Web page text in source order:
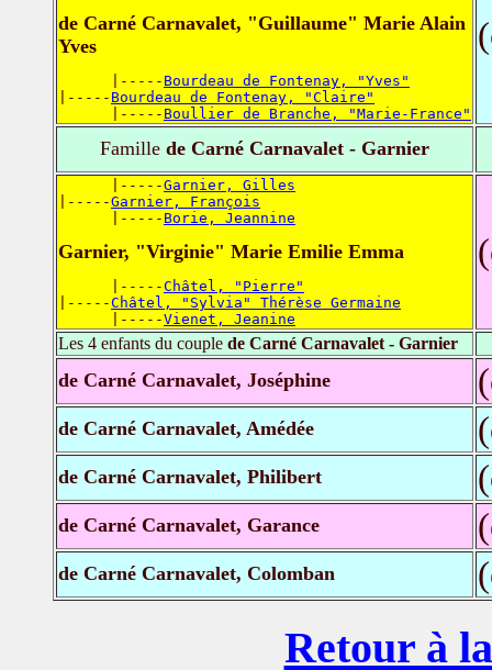
de Carné Carnavalet, "Guillaume" Marie Alain
Yves
      |-----
Bourdeau de Fontenay, "Yves"
|----- Bourdeau de Fontenay, "Claire"
      |-----
Boullier de Branche, "Marie-France"
Famille de Carné Carnavalet - Garnier
      |-----
Garnier, Gilles
|-----Garnier, François
      |-----
Borie, Jeannine
Garnier, "Virginie" Marie Emilie Emma
      |-----
Châtel, "Pierre"
|-----Châtel, "Sylvia" Thérèse Germaine
      |-----
Vienet, Jeanine
Les 4 enfants du couple de Carné Carnavalet - Garnier
de Carné Carnavalet, Joséphine
de Carné Carnavalet, Amédée
de Carné Carnavalet, Philibert
de Carné Carnavalet, Garance
de Carné Carnavalet, Colomban
Retour à